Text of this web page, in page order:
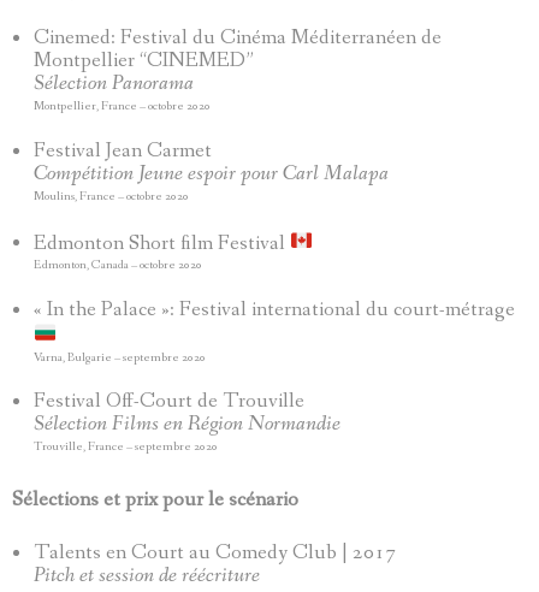
Cinemed: Festival du Cinéma Méditerranéen de
Montpellier “CINEMED”
Sélection Panorama
Montpellier, France – octobre 2020
Festival Jean Carmet
Compétition Jeune espoir pour Carl Malapa
Moulins, France – octobre 2020
Edmonton Short film Festival
Edmonton, Canada – octobre 2020
« In the Palace »: Festival international du court-métrage
Varna, Bulgarie – septembre 2020
Festival Off-Court de Trouville
Sélection Films en Région Normandie
Trouville, France – septembre 2020
Sélections et prix pour le scénario
Talents en Court au Comedy Club | 2017
Pitch et session de réécriture